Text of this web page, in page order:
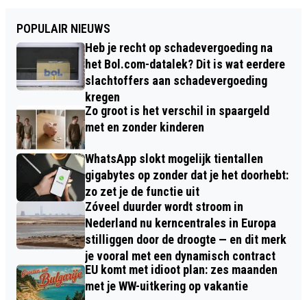
POPULAIR NIEUWS
Heb je recht op schadevergoeding na
het Bol.com-datalek? Dit is wat eerdere
slachtoffers aan schadevergoeding
kregen
Zo groot is het verschil in spaargeld
met en zonder kinderen
WhatsApp slokt mogelijk tientallen
gigabytes op zonder dat je het doorhebt:
zo zet je de functie uit
Zóveel duurder wordt stroom in
Nederland nu kerncentrales in Europa
stilliggen door de droogte — en dit merk
je vooral met een dynamisch contract
EU komt met idioot plan: zes maanden
met je WW-uitkering op vakantie